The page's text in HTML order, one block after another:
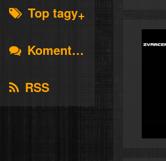
Top tagy
Komentáře
RSS